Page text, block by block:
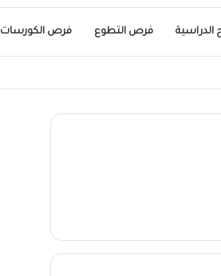
فرص التطوع فرص الكورسات